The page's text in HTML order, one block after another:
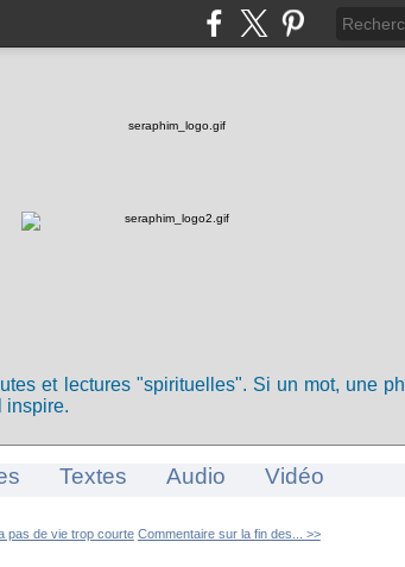
et lectures "spirituelles". Si un mot, une
inspire.
Textes Audio Vidéo
pas de vie trop courte Commentaire sur la fin des... >>